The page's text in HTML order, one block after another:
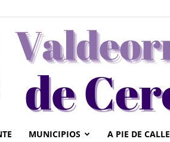
MUNICIPIOS A PIE DE CALLE